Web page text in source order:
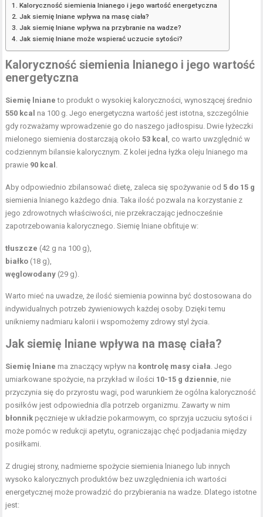
Kaloryczność siemienia lnianego i jego wartość energetyczna
Jak siemię lniane wpływa na masę ciała?
Jak siemię lniane wpływa na przybranie na wadze?
Jak siemię lniane może wspierać uczucie sytości?
Kaloryczność siemienia lnianego i jego wartość
energetyczna
Siemię lniane to produkt o wysokiej kaloryczności, wynoszącej średnio
550 kcal na 100 g. Jego energetyczna wartość jest istotna, szczególnie
gdy rozważamy wprowadzenie go do naszego jadłospisu. Dwie łyżeczki
mielonego siemienia dostarczają około53 kcal , co warto uwzględnić w
codziennym bilansie kalorycznym. Z kolei jedna łyżka oleju lnianego ma
prawie 90 kcal .
Aby odpowiednio zbilansować dietę, zaleca się spożywanie od5 do 15 g
siemienia lnianego każdego dnia. Taka ilość pozwala na korzystanie z
jego zdrowotnych właściwości, nie przekraczając jednocześnie
zapotrzebowania kalorycznego. Siemię lniane obfituje w:
tłuszcze (42 g na 100 g),
białko (18 g),
węglowodany (29 g).
Warto mieć na uwadze, że ilość siemienia powinna być dostosowana do
indywidualnych potrzeb żywieniowych każdej osoby. Dzięki temu
unikniemy nadmiaru kalorii i wspomożemy zdrowy styl życia.
Jak siemię lniane wpływa na masę ciała?
Siemię lniane ma znaczący wpływ na kontrolę masy ciała. Jego
umiarkowane spożycie, na przykład w ilości 10-15 g dziennie, nie
przyczynia się do przyrostu wagi, pod warunkiem że ogólna kaloryczność
posiłków jest odpowiednia dla potrzeb organizmu. Zawarty w nim
błonnik pęcznieje w układzie pokarmowym, co sprzyja uczuciu sytości i
może pomóc w redukcji apetytu, ograniczając chęć podjadania między
posiłkami.
Z drugiej strony, nadmierne spożycie siemienia lnianego lub innych
wysoko kalorycznych produktów bez uwzględnienia ich wartości
energetycznej może prowadzić do przybierania na wadze. Dlatego istotne
jest: